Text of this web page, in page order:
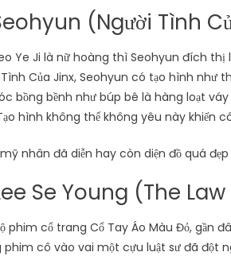
(Người Tình
Ye Ji là nữ hoàng thì Seohyun đích
Tình Của Jinx, Seohyun có tạo hình như
bồng bềnh như búp bê là hàng loạt
hình không thể không yêu này khiến
Se Young (The
phim cổ trang Cổ Tay Áo Màu Đỏ, gần
phim cô vào vai một cựu luật sư đã đột